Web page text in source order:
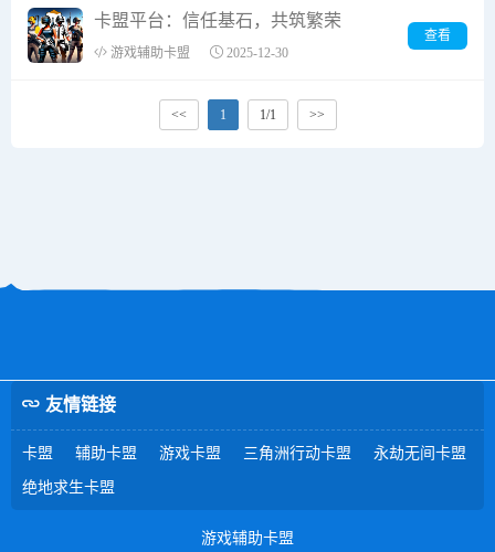
卡盟平台：信任基石，共筑繁荣
游戏辅助卡盟 2025-12-30
查看
<< 1 1/1 >>
友情链接
卡盟 辅助卡盟 游戏卡盟 三角洲行动卡盟 永劫无间卡盟
绝地求生卡盟
游戏辅助卡盟